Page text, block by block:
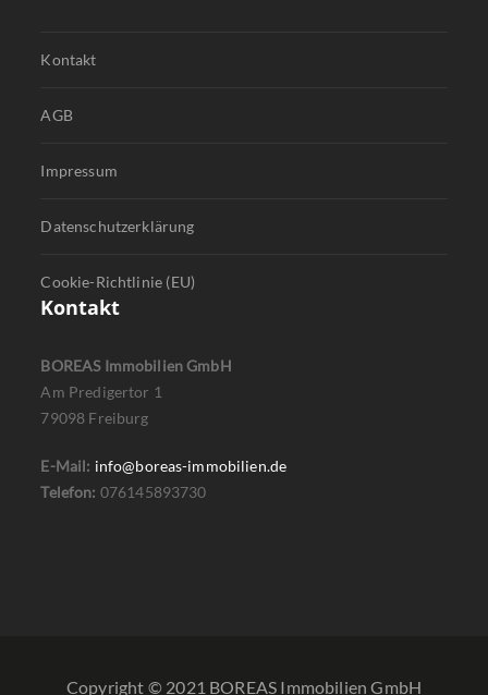
Kontakt
AGB
Impressum
Datenschutzerklärung
Cookie-Richtlinie (EU)
Kontakt
BOREAS Immobilien GmbH
Am Predigertor 1
79098 Freiburg
E-Mail: info@boreas-immobilien.de
Telefon: 076145893730
Copyright © 2021 BOREAS Immobilien GmbH